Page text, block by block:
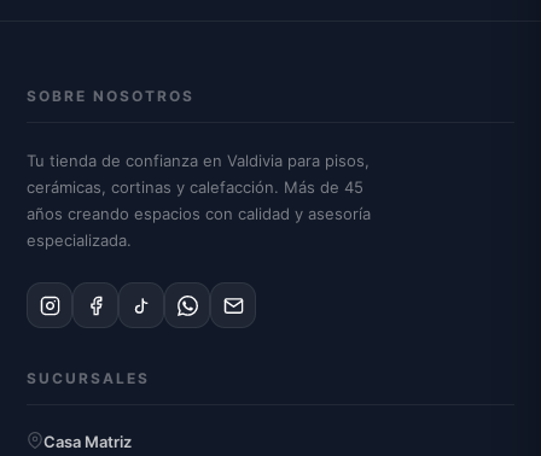
SOBRE NOSOTROS
Tu tienda de confianza en Valdivia para pisos,
cerámicas, cortinas y calefacción. Más de 45
años creando espacios con calidad y asesoría
especializada.
SUCURSALES
Casa Matriz